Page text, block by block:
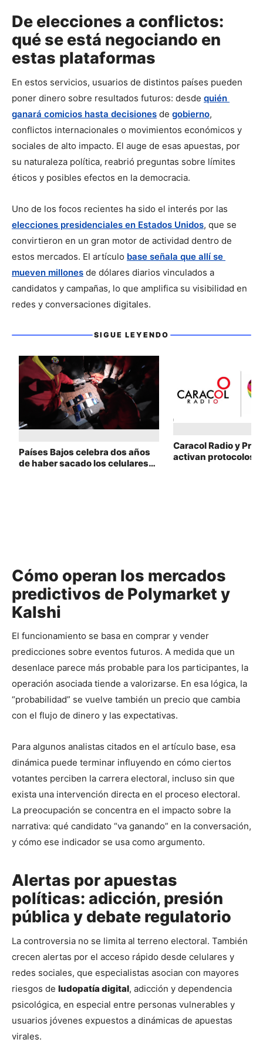
De elecciones a conflictos:
qué se está negociando en
estas plataformas
En estos servicios, usuarios de distintos países pueden
poner dinero sobre resultados futuros: desde quién
ganará comicios hasta decisiones de gobierno,
conflictos internacionales o movimientos económicos y
sociales de alto impacto. El auge de esas apuestas, por
su naturaleza política, reabrió preguntas sobre límites
éticos y posibles efectos en la democracia.
elecciones presidenciales en Estados Unidos, que se
convirtieron en un gran motor de actividad dentro de
estos mercados. El artículo base señala que allí se
mueven millones de dólares diarios vinculados a
candidatos y campañas, lo que amplifica su visibilidad en
redes y conversaciones digitales.
SIGUE LEYENDO
Sigue leyendo
Países Bajos celebra dos años
de haber sacado los celulares
Caracol Radio y
activan protocolos
Cómo operan los mercados
predictivos de Polymarket y
Kalshi
El funcionamiento se basa en comprar y vender
predicciones sobre eventos futuros. A medida que un
desenlace parece más probable para los participantes, la
operación asociada tiende a valorizarse. En esa lógica, la
“probabilidad” se vuelve también un precio que cambia
con el flujo de dinero y las expectativas.
Para algunos analistas citados en el artículo base, esa
dinámica puede terminar influyendo en cómo ciertos
votantes perciben la carrera electoral, incluso sin que
exista una intervención directa en el proceso electoral.
La preocupación se concentra en el impacto sobre la
narrativa: qué candidato “va ganando” en la conversación,
y cómo ese indicador se usa como argumento.
Alertas por apuestas
políticas: adicción, presión
pública y debate regulatorio
La controversia no se limita al terreno electoral. También
crecen alertas por el acceso rápido desde celulares y
redes sociales, que especialistas asocian con mayores
riesgos de ludopatía digital, adicción y dependencia
psicológica, en especial entre personas vulnerables y
usuarios jóvenes expuestos a dinámicas de apuestas
virales.